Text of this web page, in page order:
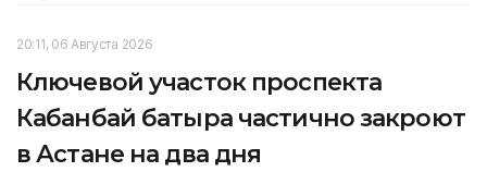
20:11, 06 Августа 2026
Ключевой участок проспекта
Кабанбай батыра частично закроют
в Астане на два дня